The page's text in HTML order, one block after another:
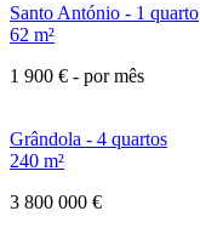
Santo António - 1 quarto
62 m²
1 900 € - por mês
Grândola - 4 quartos
240 m²
3 800 000 €